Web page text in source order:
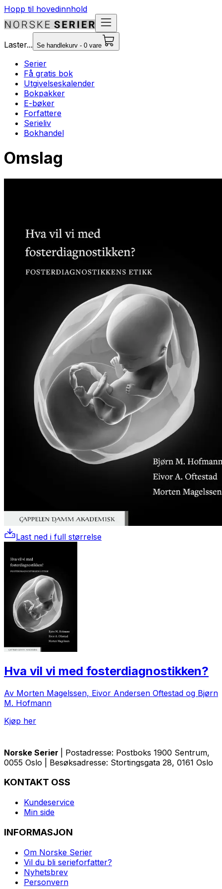
Hopp til hovedinnhold
Laster... Se handlekurv - 0 vare
Serier
Få gratis bok
Utgivelseskalender
Bokpakker
E-bøker
Forfattere
Serieliv
Bokhandel
Omslag
Last ned i full størrelse
Hva vil vi med fosterdiagnostikken?
Av Morten Magelssen, Eivor Andersen Oftestad og Bjørn
M. Hofmann
Kjøp her
Norske Serier
| Postadresse: Postboks 1900 Sentrum,
0055 Oslo | Besøksadresse: Stortingsgata 28, 0161 Oslo
KONTAKT OSS
Kundeservice
Min side
INFORMASJON
Om Norske Serier
Vil du bli serieforfatter?
Nyhetsbrev
Personvern